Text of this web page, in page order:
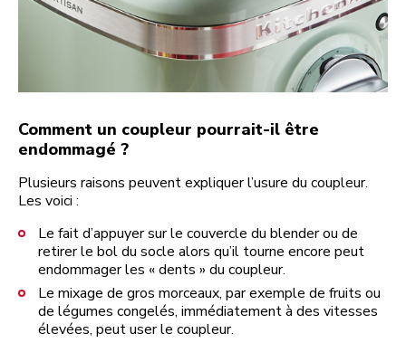
Comment un coupleur pourrait-il être
endommagé ?
Plusieurs raisons peuvent expliquer l’usure du coupleur.
Les voici :
Le fait d’appuyer sur le couvercle du blender ou de
retirer le bol du socle alors qu’il tourne encore peut
endommager les « dents » du coupleur.
Le mixage de gros morceaux, par exemple de fruits ou
de légumes congelés, immédiatement à des vitesses
élevées, peut user le coupleur.